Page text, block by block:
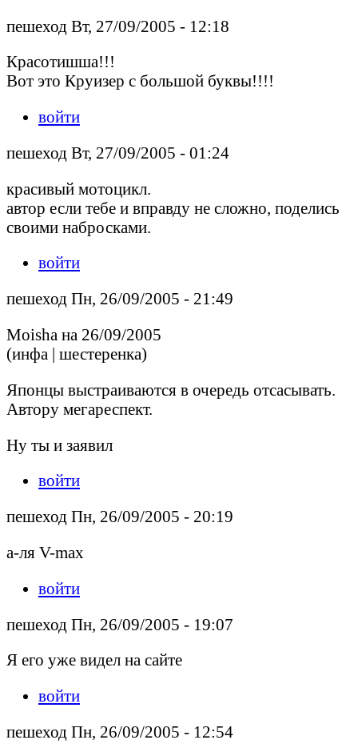
пешеход Вт, 27/09/2005 - 12:18
Красотишша!!!
Вот это Круизер с большой буквы!!!!
войти
пешеход Вт, 27/09/2005 - 01:24
красивый мотоцикл.
автор если тебе и вправду не сложно, поделись
своими набросками.
войти
пешеход Пн, 26/09/2005 - 21:49
Moisha на 26/09/2005
(инфа | шестеренка)
Японцы выстраиваются в очередь отсасывать.
Автору мегареспект.
Ну ты и заявил
войти
пешеход Пн, 26/09/2005 - 20:19
а-ля V-max
войти
пешеход Пн, 26/09/2005 - 19:07
Я его уже видел на сайте
войти
пешеход Пн, 26/09/2005 - 12:54